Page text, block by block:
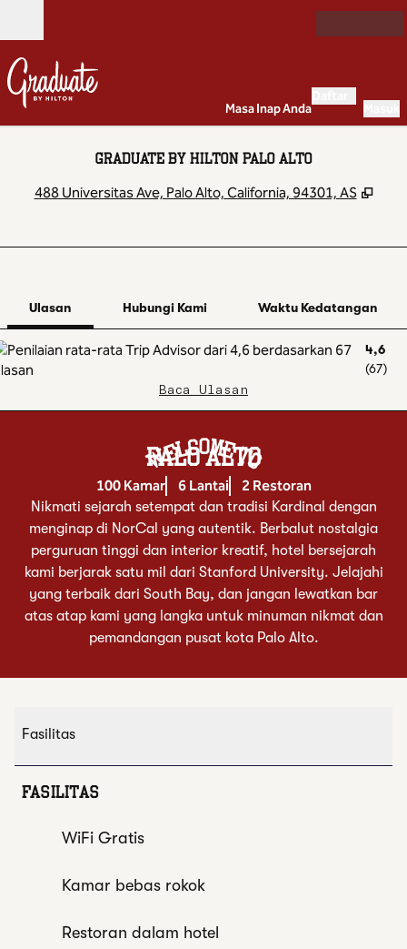
Buka
Masa Inap Anda
GRADUATE BY HILTON PALO ALTO
488 Universitas Ave, Palo Alto, California, 94301, AS ,
Ulasan Hubungi Kami
Waktu Kedatangan
4,6
(67)
Baca Ulasan
Welcome To
PALO ALTO
100 Kamar 6 Lantai 2 Restoran
Nikmati sejarah setempat dan tradisi Kardinal dengan
menginap di NorCal yang autentik. Berbalut nostalgia
perguruan tinggi dan interior kreatif, hotel bersejarah
kami berjarak satu mil dari Stanford University. Jelajahi
yang terbaik dari South Bay, dan jangan lewatkan bar
atas atap kami yang langka untuk minuman nikmat dan
pemandangan pusat kota Palo Alto.
Fasilitas
FASILITAS
WiFi Gratis
Kamar bebas rokok
Restoran dalam hotel